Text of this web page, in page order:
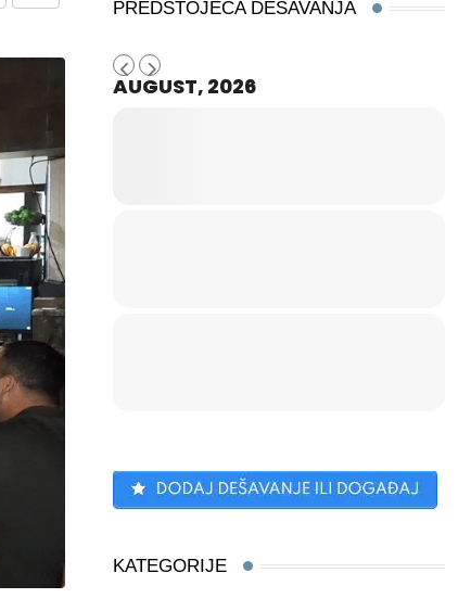
PREDSTOJEĆA DEŠAVANJA
AUGUST, 2026
KATEGORIJE